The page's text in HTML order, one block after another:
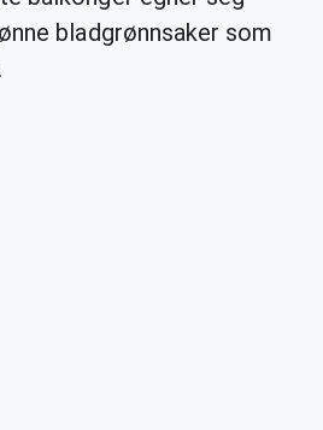
bladgrønnsaker som